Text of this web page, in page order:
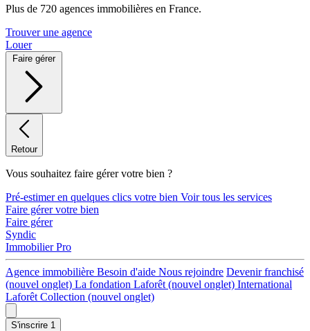
Plus de 720 agences immobilières en France.
Trouver une agence
Louer
Faire gérer
Retour
Vous souhaitez faire gérer votre bien ?
Pré-estimer en quelques clics votre bien Voir tous les services
Faire gérer votre bien
Faire gérer
Syndic
Immobilier Pro
Agence immobilière Besoin d'aide Nous rejoindre Devenir franchisé
(nouvel onglet) La fondation Laforêt (nouvel onglet) International
Laforêt Collection (nouvel onglet)
S'inscrire 1